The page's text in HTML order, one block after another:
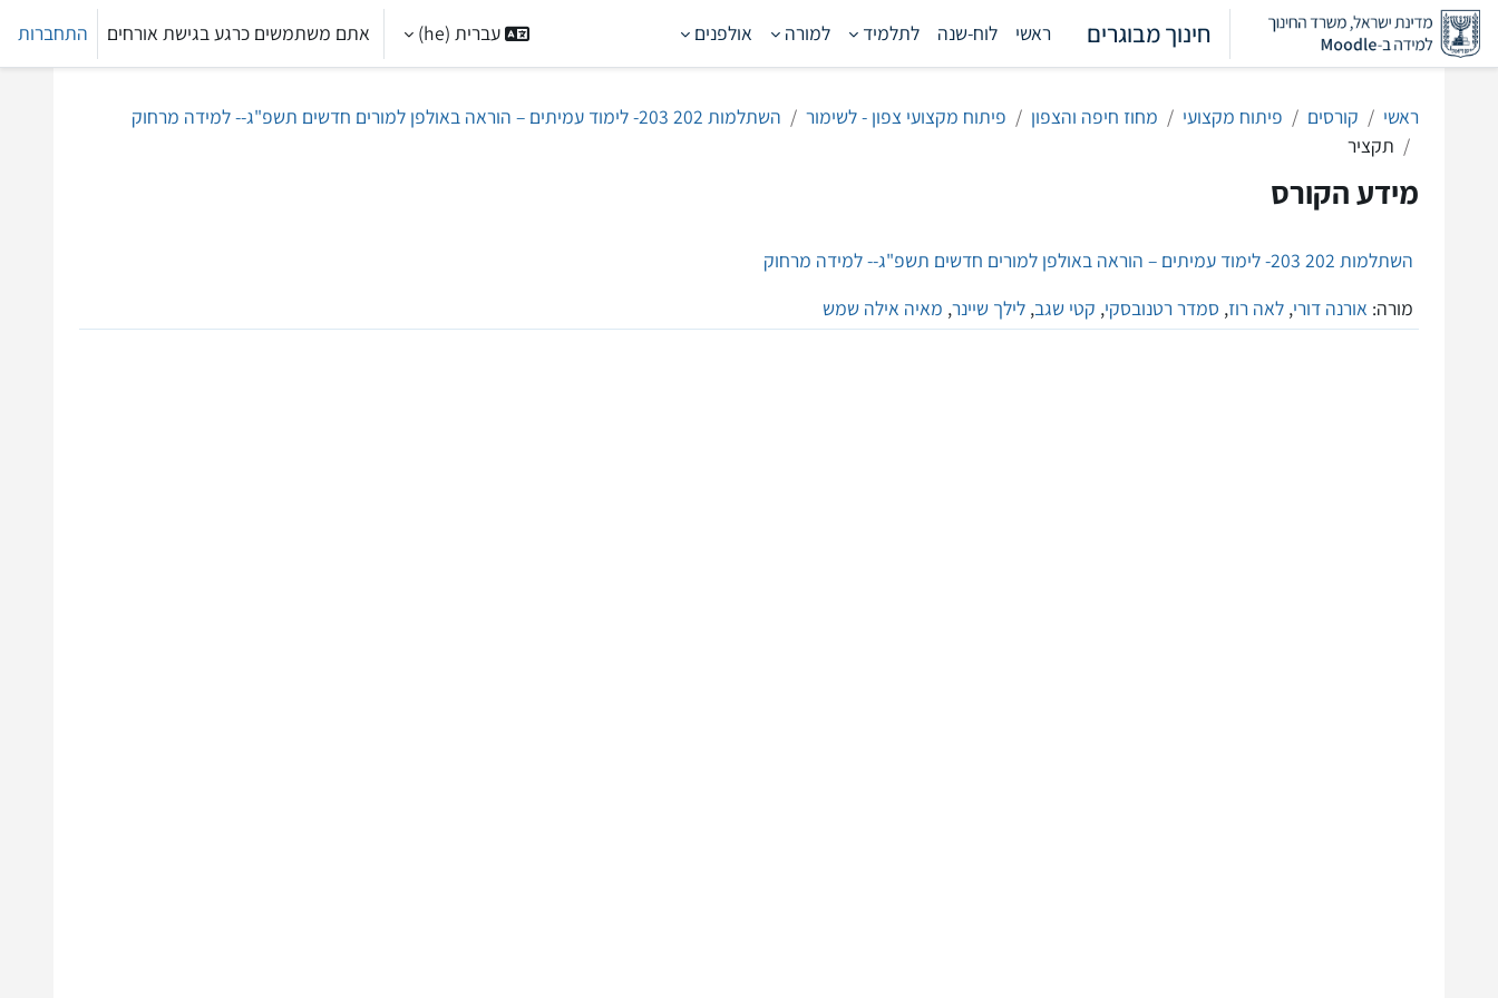
דילוג לתוכן הראשי
חינוך מבוגרים ראשי לוח-שנה לתלמיד למורה אולפנים עברית ‎(he)‎ אתם משתמשים כרגע בגישת אורחים התחברות
ראשי קורסים פיתוח מקצועי מחוז חיפה והצפון פיתוח מקצועי צפון - לשימור
השתלמות 202 203- לימוד עמיתים – הוראה באולפן למורים חדשים תשפ"ג-- למידה מרחוק
תקציר
מידע הקורס
השתלמות 202 203- לימוד עמיתים – הוראה באולפן למורים חדשים תשפ"ג-- למידה מרחוק
מורה: אורנה דורי, לאה רוז, סמדר רטנובסקי, קטי שגב, לילך שיינר, מאיה אילה שמש